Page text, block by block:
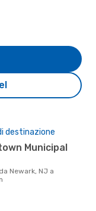
destinazione